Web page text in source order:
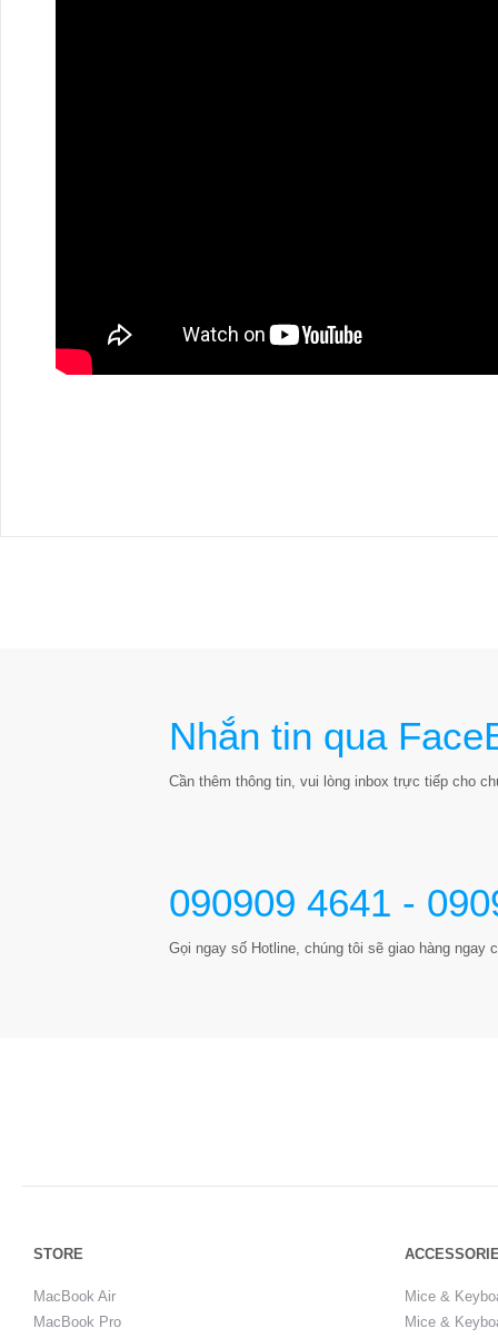
Nhắn tin qua
Cần thêm thông tin, vui lòng inbox trực tiếp cho
090909 4641 -
Gọi ngay số Hotline, chúng tôi sẽ giao hàng ngay
STORE
MacBook Air
MacBook Pro
Mice &
Mice &